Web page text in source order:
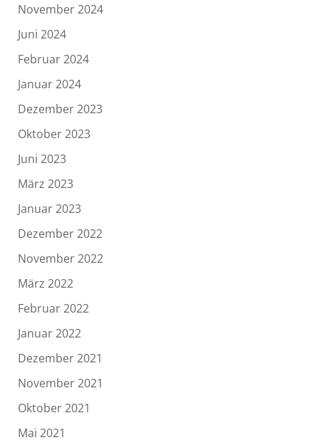
November 2024
Juni 2024
Februar 2024
Januar 2024
Dezember 2023
Oktober 2023
Juni 2023
März 2023
Januar 2023
Dezember 2022
November 2022
März 2022
Februar 2022
Januar 2022
Dezember 2021
November 2021
Oktober 2021
Mai 2021